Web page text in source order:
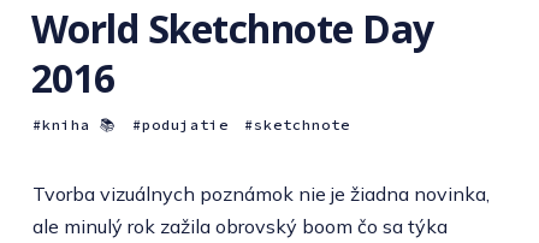
World Sketchnote Day
2016
kniha 📚 podujatie sketchnote
Tvorba vizuálnych poznámok nie je žiadna novinka,
ale minulý rok zažila obrovský boom čo sa týka